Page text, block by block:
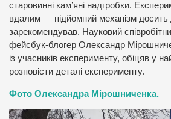
старовинні кам’яні надгробки.
вдалим — підйомний механізм
зарекомендував. Науковий
фейсбук-блогер Олександр
із учасників експерименту, обіцяв у
розповісти деталі експерименту.
Фото Олександра Мірошниченка.